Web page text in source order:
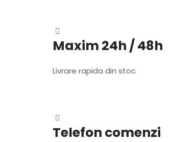
Maxim 24h / 48h
Livrare rapida din stoc
Telefon comenzi